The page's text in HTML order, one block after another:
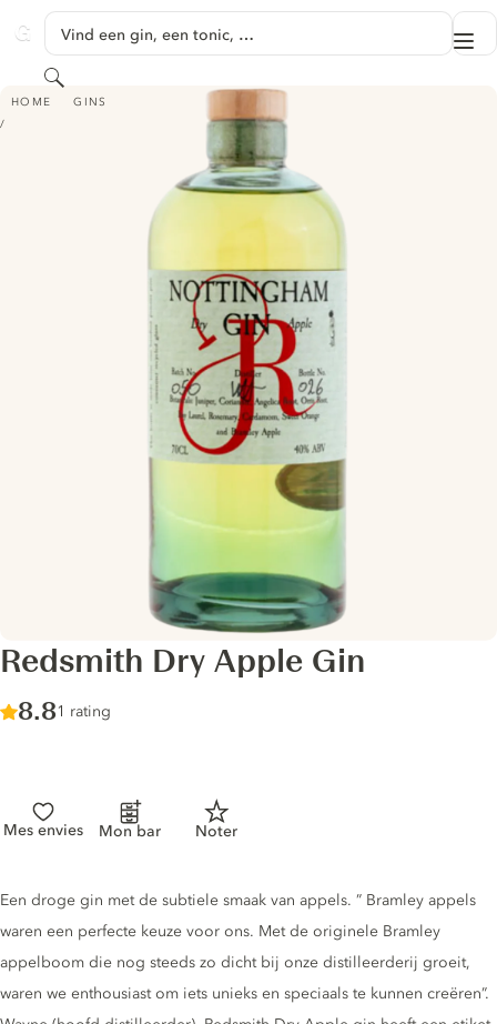
GINVENTORY
Vind een gin, een tonic, …
Zoeken
HOME GINS
REDSMITH DRY APPLE GIN
Redsmith Dry Apple Gin
Score :
8.8/ 10
1 rating
Mes envies Mon bar Noter
Gin description
Een droge gin met de subtiele smaak van appels. ” Bramley appels
waren een perfecte keuze voor ons. Met de originele Bramley
appelboom die nog steeds zo dicht bij onze distilleerderij groeit,
waren we enthousiast om iets unieks en speciaals te kunnen creëren”.